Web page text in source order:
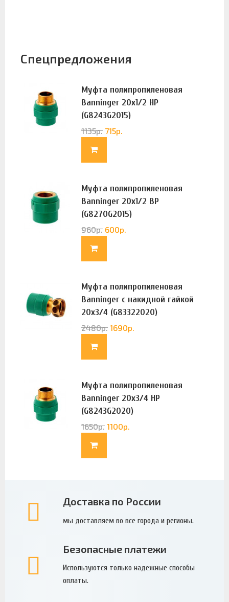
Спецпредложения
Муфта полипропиленовая
Banninger 20х1/2 НР
(G8243G2015)
1135р. 715р.
Муфта полипропиленовая
Banninger 20х1/2 ВР
(G8270G2015)
960р. 600р.
Муфта полипропиленовая
Banninger с накидной гайкой
20х3/4 (G83322020)
2480р. 1690р.
Муфта полипропиленовая
Banninger 20х3/4 НР
(G8243G2020)
1650р. 1100р.
Доставка по России
мы доставляем во все города и регионы.
Безопасные платежи
Используются только надежные способы
оплаты.